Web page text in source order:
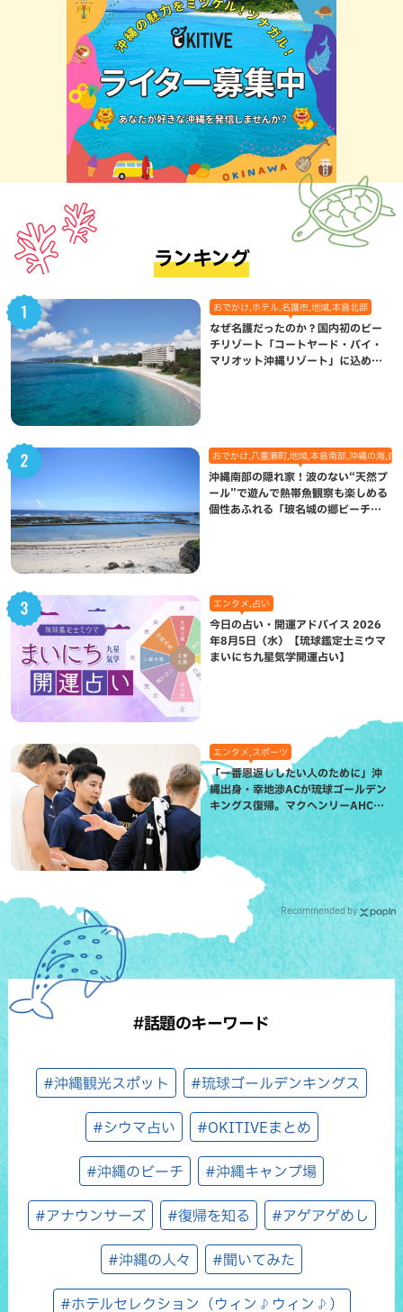
ランキング
おでかけ,ホテル,名護市,地域,本島北部
なぜ名護だったのか？国内初のビー
チリゾート「コートヤード・バイ・
マリオット沖縄リゾート」に込めら
おでかけ,八重瀬町,地域,本島南部,沖縄の海,自
沖縄南部の隠れ家！波のない“天然プ
ール”で遊んで熱帯魚観察も楽しめる
個性あふれる「玻名城の郷ビーチ」
エンタメ,占い
今日の占い・開運アドバイス 2026
年8月5日（水）【琉球鑑定士ミウマ
まいにち九星気学開運占い】
エンタメ,スポーツ
「一番恩返ししたい人のために」沖
縄出身・幸地渉ACが琉球ゴールデン
キングス復帰。マクヘンリーAHCに
信頼を寄せる理由
Recommended by
#話題のキーワード
#沖縄観光スポット #琉球ゴールデンキングス
#シウマ占い #OKITIVEまとめ
#沖縄のビーチ #沖縄キャンプ場
#アナウンサーズ #復帰を知る #アゲアゲめし
#沖縄の人々 #聞いてみた
#ホテルセレクション（ウィン♪ウィン♪）